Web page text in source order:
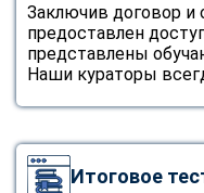
Заключив договор и
предоставлен
представлены
Наши кураторы
Итоговое